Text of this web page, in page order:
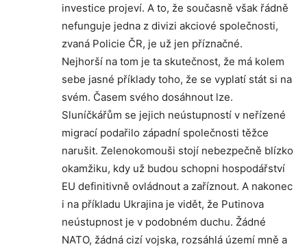
investice projeví. A to, že současně však řádně
nefunguje jedna z divizi akciové společnosti,
zvaná Policie ČR, je už jen příznačné.
Nejhorší na tom je ta skutečnost, že má kolem
sebe jasné příklady toho, že se vyplatí stát si na
svém. Časem svého dosáhnout lze.
Sluníčkářům se jejich neústupností v neřízené
migrací podařilo západní společnosti těžce
narušit. Zelenokomouši stojí nebezpečně blízko
okamžiku, kdy už budou schopni hospodářství
EU definitivně ovládnout a zaříznout. A nakonec
i na příkladu Ukrajina je vidět, že Putinova
neústupnost je v podobném duchu. Žádné
NATO, žádná cizí vojska, rozsáhlá území mně a